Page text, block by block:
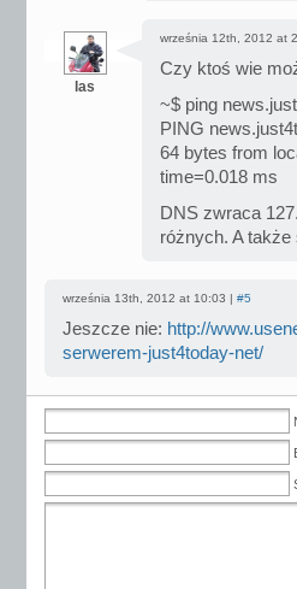
las
września 12th, 2012 at
Czy ktoś wie
~$ ping
PING
64 bytes from
time=0.018 ms
DNS zwraca
różnych. A także
września 13th, 2012 at 10:03 | #5
Jeszcze nie: http://
serwerem-just4today-net/